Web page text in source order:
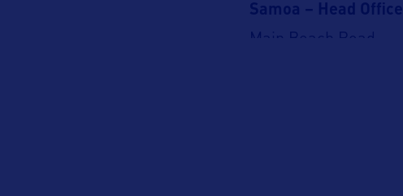
Samoa – Head Office
Main Beach Road